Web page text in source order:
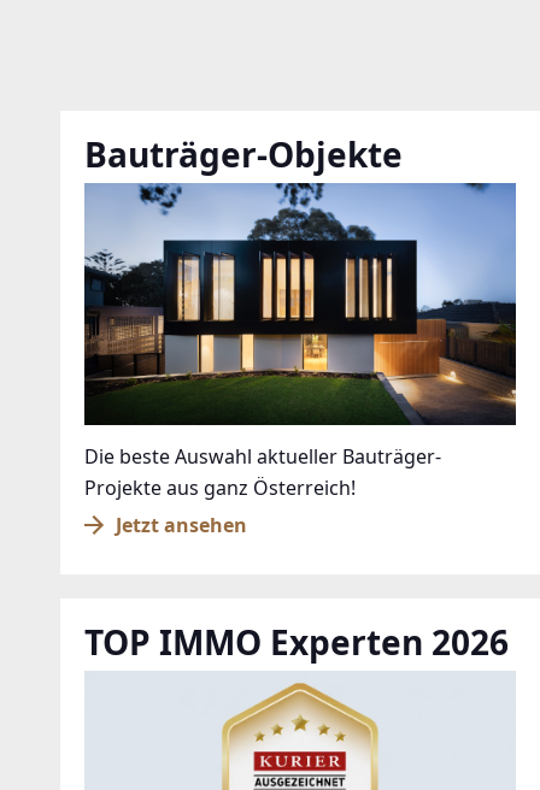
Bauträger-Objekte
Die beste Auswahl aktueller Bauträger-
Projekte aus ganz Österreich!
Jetzt ansehen
TOP IMMO Experten 2026